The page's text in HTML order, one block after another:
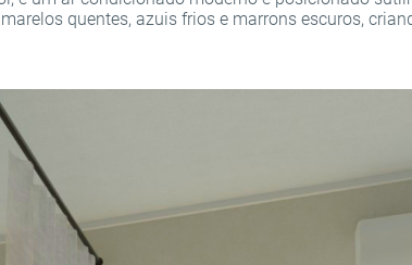
quentes, azuis frios e marrons escuros,